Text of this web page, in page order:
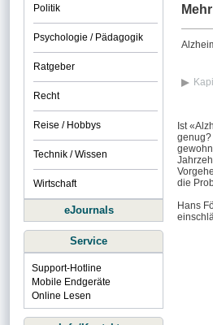
Ist
genug?
die
Hans
Politik
Psychologie / Pädagogik
Ratgeber
Recht
Reise / Hobbys
Technik / Wissen
Wirtschaft
eJournals
Service
Support-Hotline
Mobile Endgeräte
Online Lesen